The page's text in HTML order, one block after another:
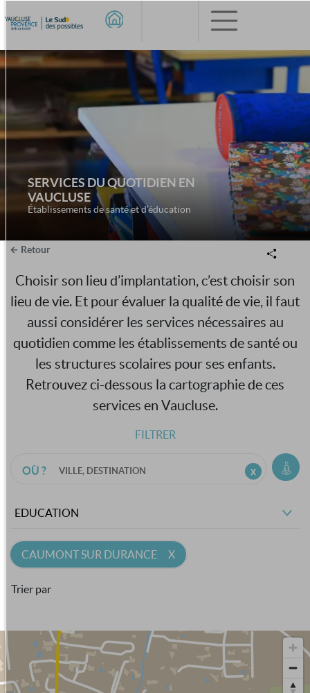
SERVICES DU QUOTIDIEN EN
VAUCLUSE
Établissements de santé et d’éducation
Retour
Choisir son lieu d’implantation, c’est choisir son
lieu de vie. Et pour évaluer la qualité de vie, il faut
aussi considérer les services nécessaires au
quotidien comme les établissements de santé ou
les structures scolaires pour ses enfants.
Retrouvez ci-dessous la cartographie de ces
services en Vaucluse.
FILTRER
OÙ ?
EDUCATION
CAUMONT SUR DURANCE
Trier par